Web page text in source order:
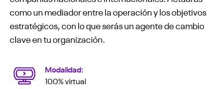
como un mediador entre la operación y los objetivos
estratégicos, con lo que serás un agente de cambio
clave en tu organización.
Modalidad:
100% virtual